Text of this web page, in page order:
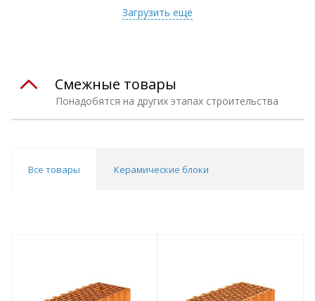
Загрузить еще
Понадобятся на других этапах строительства
Смежные товары
Все товары Керамические блоки